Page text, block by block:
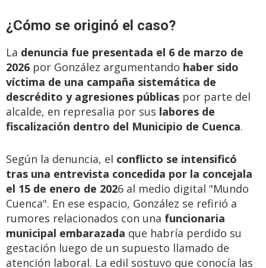
¿Cómo se originó el caso?
La denuncia fue presentada el 6 de marzo de
2026 por González argumentando haber sido
víctima de una campaña sistemática de
descrédito y agresiones públicas por parte del
alcalde, en represalia por sus labores de
fiscalización dentro del Municipio de Cuenca.
Según la denuncia, el conflicto se intensificó
tras una entrevista concedida por la concejala
el 15 de enero de 2026 al medio digital "Mundo
Cuenca". En ese espacio, González se refirió a
rumores relacionados con una funcionaria
municipal embarazada que habría perdido su
gestación luego de un supuesto llamado de
atención laboral. La edil sostuvo que conocía las